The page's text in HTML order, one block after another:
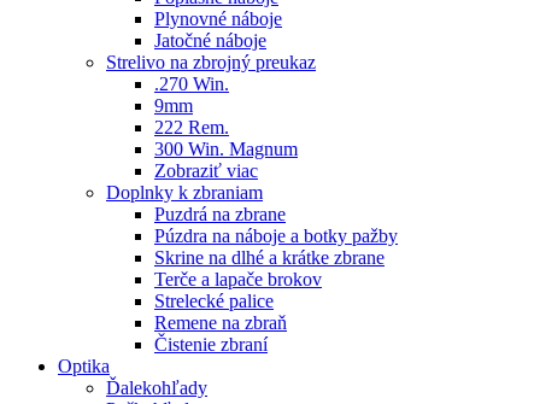
Plynovné náboje
Jatočné náboje
Strelivo na zbrojný preukaz
.270 Win.
9mm
222 Rem.
300 Win. Magnum
Zobraziť viac
Doplnky k zbraniam
Puzdrá na zbrane
Púzdra na náboje a botky pažby
Skrine na dlhé a krátke zbrane
Terče a lapače brokov
Strelecké palice
Remene na zbraň
Čistenie zbraní
Optika
Ďalekohľady